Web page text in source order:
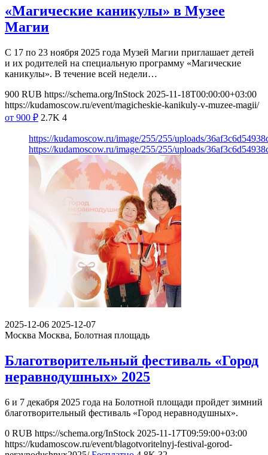
«Магические каникулы» в Музее
Магии
С 17 по 23 ноября 2025 года Музей Магии приглашает детей
и их родителей на специальную программу «Магические
каникулы». В течение всей недели…
900 RUB https://schema.org/InStock 2025-11-18T00:00:00+03:00
https://kudamoscow.ru/event/magicheskie-kanikuly-v-muzee-magii/
от 900 ₽ 2.7K 4
https://kudamoscow.ru/image/255/255/uploads/
https://kudamoscow.ru/image/255/255/uploads/
2025-12-06 2025-12-07
Москва Москва, Болотная площадь
Благотворительный фестиваль «Город
неравнодушных» 2025
6 и 7 декабря 2025 года на Болотной площади пройдет зимний
благотворительный фестиваль «Город неравнодушных».
0 RUB https://schema.org/InStock 2025-11-17T09:59:00+03:00
https://kudamoscow.ru/event/blagotvoritelnyj-festival-gorod-